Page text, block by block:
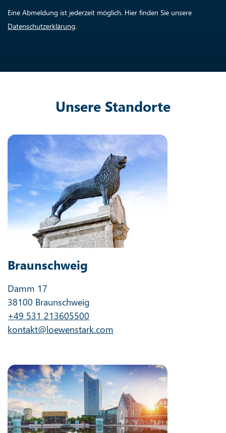
Eine Abmeldung ist jederzeit möglich. Hier finden Sie unsere
Datenschutzerklärung.
Unsere Standorte
Braunschweig
Damm 17
38100 Braunschweig
+49 531 213605500
kontakt@loewenstark.com